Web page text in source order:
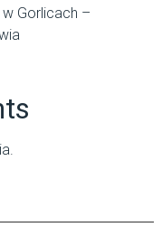
Gorlicach –